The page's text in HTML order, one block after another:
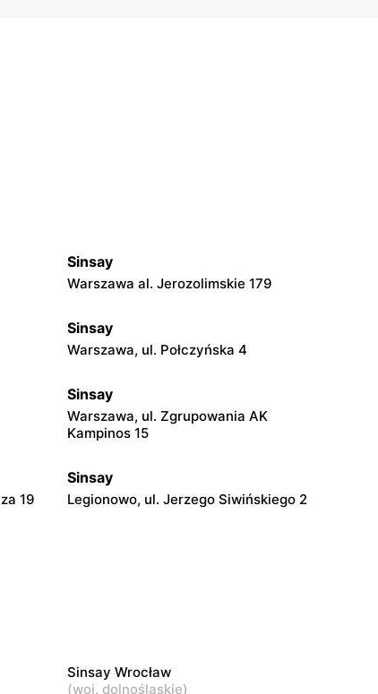
Sinsay
Warszawa al. Jerozolimskie 179
Sinsay
Warszawa, ul. Połczyńska 4
Sinsay
Warszawa, ul. Zgrupowania AK
Kampinos 15
19
Sinsay
Legionowo, ul. Jerzego Siwińskiego 2
Sinsay Wrocław
(woj. dolnośląskie)